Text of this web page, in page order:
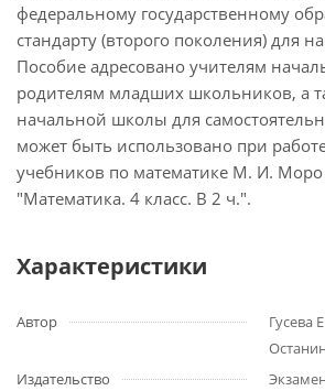
федеральному государственному
стандарту (второго поколения) для
Пособие адресовано учителям
родителям младших школьников, а
начальной школы для
может быть использовано при
учебников по математике М. И.
"Математика. 4 класс. В 2 ч.".
Характеристики
Автор
Гусева
Издательство
Экзамен